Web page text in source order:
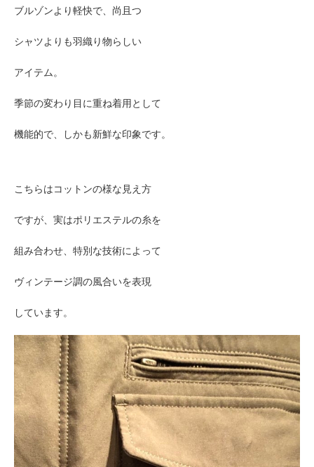
ブルゾンより軽快で、尚且つ
シャツよりも羽織り物らしい
アイテム。
季節の変わり目に重ね着用として
機能的で、 しかも新鮮な印象です。
こちらはコットンの様な見え方
ですが、実はポリエステルの糸を
組み合わせ、特別な技術によって
ヴィンテージ調の風合いを表現
しています。